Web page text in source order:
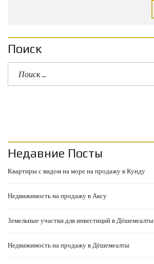
Поиск
Недавние Посты
Квартиры с видом на море на продажу в Кунду
Недвижимость на продажу в Аксу
Земельные участки для инвестиций в Дёшемеалты
Недвижимость на продажу в Дёшемеалты